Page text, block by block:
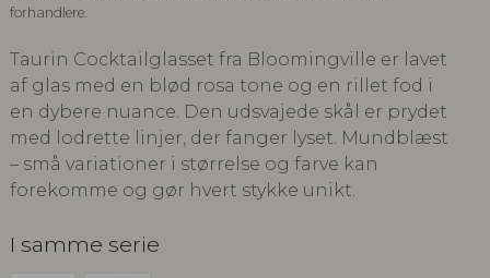
forhandlere.
Taurin Cocktailglasset fra Bloomingville er lavet
af glas med en blød rosa tone og en rillet fod i
en dybere nuance. Den udsvajede skål er prydet
med lodrette linjer, der fanger lyset. Mundblæst
– små variationer i størrelse og farve kan
forekomme og gør hvert stykke unikt.
I samme serie